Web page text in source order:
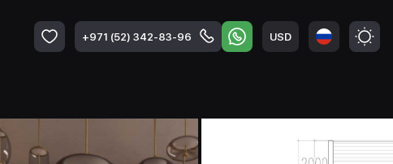
+971 (52) 342-83-96 USD